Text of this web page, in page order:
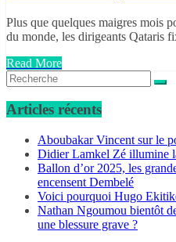
Plus que quelques maigres mois
du monde, les dirigeants Qataris
Read More
Articles récents
Aboubakar Vincent sur le
Didier Lamkel Zé illumine
Ballon d’or 2025, les
encensent Dembelé
Voici pourquoi Hugo
Nathan Ngoumou bientôt
une blessure grave ?